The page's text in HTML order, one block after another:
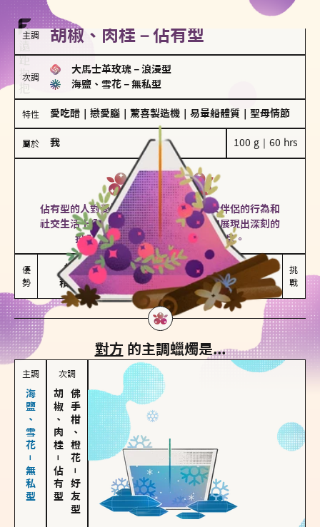
主調 胡椒、肉桂－佔有型
次調
大馬士革玫瑰 － 浪漫型
海鹽、雪花 － 無私型
特性 愛吃醋 戀愛腦 驚喜製造機 易暈船體質 聖母情節
屬於 我 100 g｜60 hrs
佔有型
胡椒、肉桂
佔有型的人對愛情有強烈的保護欲，對於伴侶的行為和
社交生活十分敏感、容易吃醋。在關係中展現出深刻的
投入和激情，但也可能讓人感到窒息。
優
勢
能建立緊密關係
積極維繫關係熱度
嫉妒心較強
可能出現控制欲
挑
戰
對方 的主調蠟燭是...
主調
海鹽、雪花－無私型
次調
胡椒、肉桂
－
佔有型
佛手柑、橙花
－
好友型